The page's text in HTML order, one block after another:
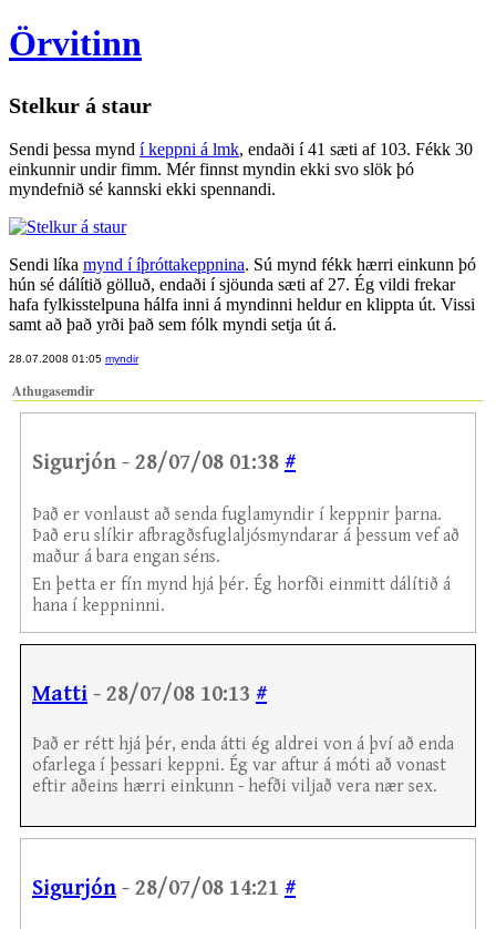
Örvitinn
Stelkur á staur
Sendi þessa mynd í keppni á lmk, endaði í 41 sæti af 103. Fékk 30
einkunnir undir fimm. Mér finnst myndin ekki svo slök þó
myndefnið sé kannski ekki spennandi.
Sendi líka mynd í íþróttakeppnina. Sú mynd fékk hærri einkunn þó
hún sé dálítið gölluð, endaði í sjöunda sæti af 27. Ég vildi frekar
hafa fylkisstelpuna hálfa inni á myndinni heldur en klippta út. Vissi
samt að það yrði það sem fólk myndi setja út á.
28.07.2008 01:05 myndir
Athugasemdir
Sigurjón - 28/07/08 01:38 #
Það er vonlaust að senda fuglamyndir í keppnir þarna.
Það eru slíkir afbragðsfuglaljósmyndarar á þessum vef að
maður á bara engan séns.
En þetta er fín mynd hjá þér. Ég horfði einmitt dálítið á
hana í keppninni.
Matti - 28/07/08 10:13 #
Það er rétt hjá þér, enda átti ég aldrei von á því að enda
ofarlega í þessari keppni. Ég var aftur á móti að vonast
eftir aðeins hærri einkunn - hefði viljað vera nær sex.
Sigurjón - 28/07/08 14:21 #